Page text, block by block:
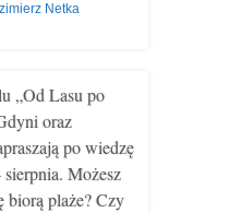
Netka
„Od Lasu po
oraz
po wiedzę
Możesz
biorą plaże? Czy